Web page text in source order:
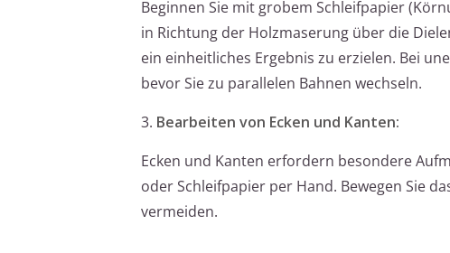
Beginnen Sie mit grobem Schleifpapier
in Richtung der Holzmaserung über die
ein einheitliches Ergebnis zu erzielen. Bei
bevor Sie zu parallelen Bahnen wechseln.
3. Bearbeiten von Ecken und Kanten:
Ecken und Kanten erfordern besondere
oder Schleifpapier per Hand. Bewegen Sie
vermeiden.